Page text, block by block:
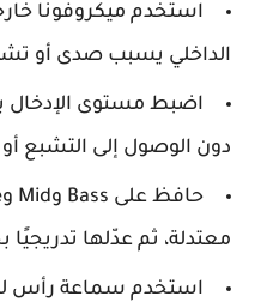
استخدم ميكروفونًا
الداخلي يسبب صدى أو
اضبط مستوى
دون الوصول إلى التشبع
معتدلة، ثم عدّلها
استخدم سماعة رأس